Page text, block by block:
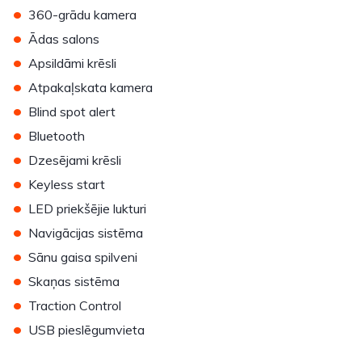
• 360-grādu kamera
• Ādas salons
• Apsildāmi krēsli
• Atpakaļskata kamera
• Blind spot alert
• Bluetooth
• Dzesējami krēsli
• Keyless start
• LED priekšējie lukturi
• Navigācijas sistēma
• Sānu gaisa spilveni
• Skaņas sistēma
• Traction Control
• USB pieslēgumvieta